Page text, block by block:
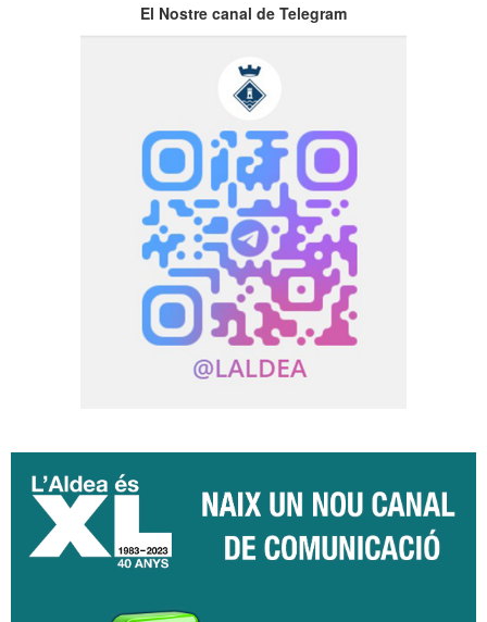
El Nostre canal de Telegram